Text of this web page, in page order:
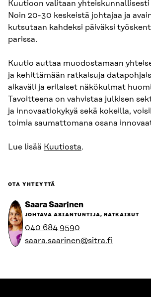
Kuutioon valitaan yhteiskunnallisesti
Noin 20-30 keskeistä johtajaa ja
kutsutaan kahdeksi päiväksi
parissa.
Kuutio auttaa muodostamaan
ja kehittämään ratkaisuja
aikaväli ja erilaiset näkökulmat
Tavoitteena on vahvistaa julkisen
ja innovaatiokykyä sekä kokeilla,
toimia saumattomana osana
Lue lisää Kuutiosta.
OTA YHTEYTTÄ
Saara Saarinen
JOHTAVA ASIANTUNTIJA, RATKAISUT
040 684 9590
saara.saarinen@sitra.fi